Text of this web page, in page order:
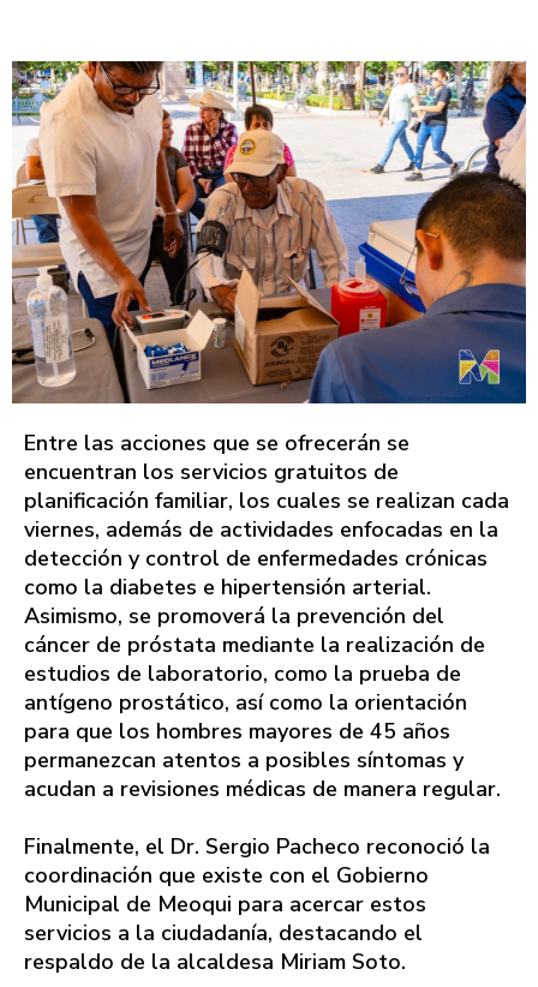
Entre las acciones que se ofrecerán se
encuentran los servicios gratuitos de
planificación familiar, los cuales se realizan cada
viernes, además de actividades enfocadas en la
detección y control de enfermedades crónicas
como la diabetes e hipertensión arterial.
Asimismo, se promoverá la prevención del
cáncer de próstata mediante la realización de
estudios de laboratorio, como la prueba de
antígeno prostático, así como la orientación
para que los hombres mayores de 45 años
permanezcan atentos a posibles síntomas y
acudan a revisiones médicas de manera regular.
Finalmente, el Dr. Sergio Pacheco reconoció la
coordinación que existe con el Gobierno
Municipal de Meoqui para acercar estos
servicios a la ciudadanía, destacando el
respaldo de la alcaldesa Miriam Soto.